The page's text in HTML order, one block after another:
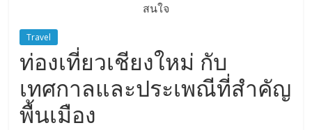
Travel
ท่องเที่ยวเชียงใหม่ กับ
เทศกาลและประเพณีที่สำคัญ
พื้นเมือง